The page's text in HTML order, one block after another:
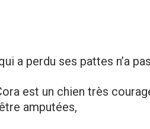
a perdu ses pattes n’a
est un chien très
amputées,